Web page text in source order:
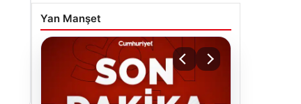
Yan Manşet